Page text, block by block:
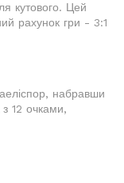
кутового. Цей
рахунок гри - 3:1
набравши
12 очками,